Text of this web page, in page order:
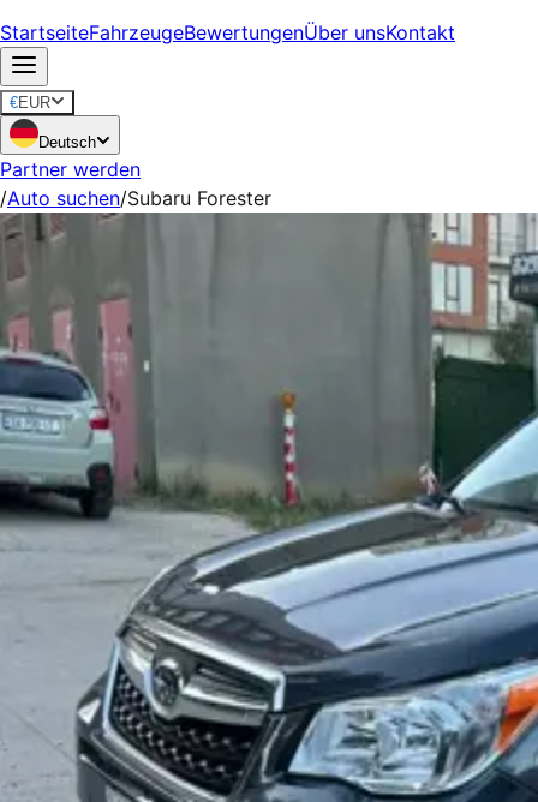
StartseiteFahrzeugeBewertungenÜber unsKontakt
€EUR
Deutsch
Partner werden
/Auto suchen/Subaru Forester